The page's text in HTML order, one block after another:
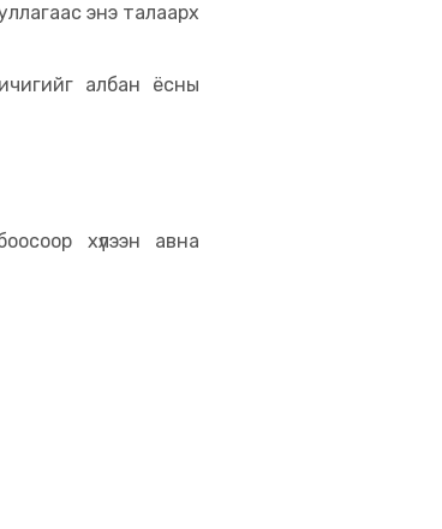
энэ талаарх
албан ёсны
хүлээн авна